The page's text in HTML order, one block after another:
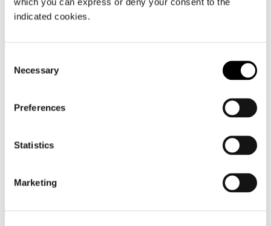
indicated cookies.
Selection
Necessary
Preferences
Statistics
Marketing
Technical Features